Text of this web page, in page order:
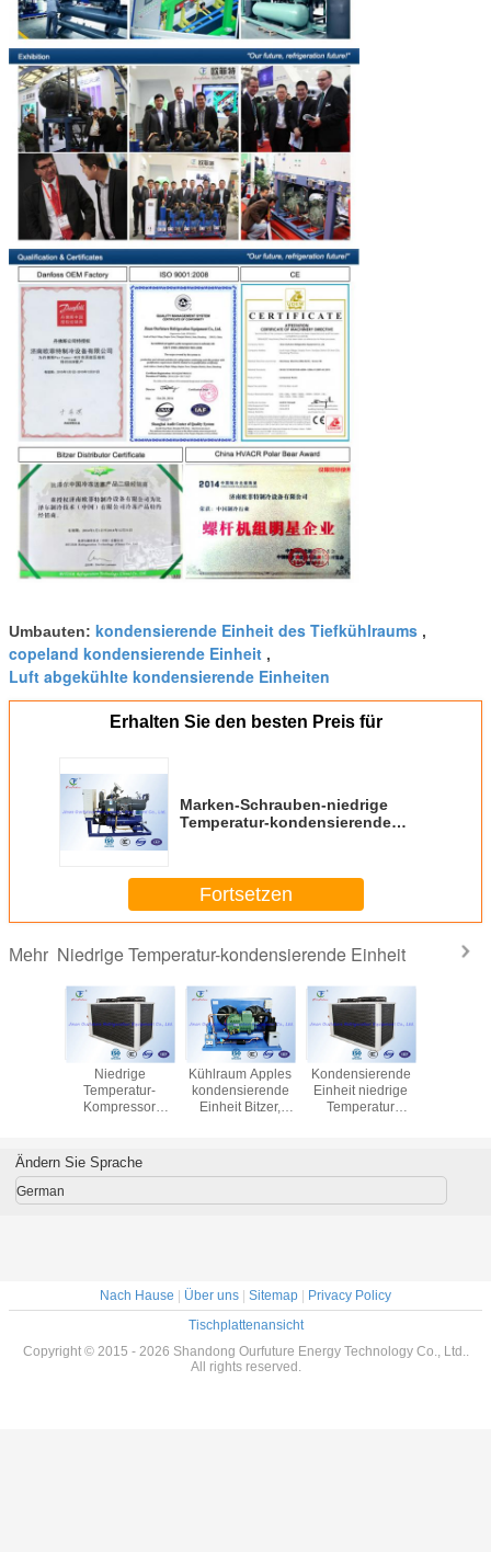
Umbauten: kondensierende Einheit des Tiefkühlraums ,
copeland kondensierende Einheit ,
Luft abgekühlte kondensierende Einheiten
Erhalten Sie den besten Preis für
Marken-Schrauben-niedrige
Temperatur-kondensierende
Fortsetzen
Mehr Niedrige Temperatur-kondensierende Einheit
Niedrige
Temperatur-
Kompressor
austauscht
Kühlraum Apples
kondensierende
Einheit Bitzer,
Kondensierende
Einheit niedrige
Temperatur
Ändern Sie Sprache
German
Nach Hause Über uns Sitemap
Privacy Policy
Tischplattenansicht
Copyright © 2015 - 2026 Shandong Ourfuture Energy Technology Co., Ltd..
All rights reserved.